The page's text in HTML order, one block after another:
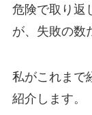
危険で取り返
が、失敗の数
私がこれまで
紹介します。